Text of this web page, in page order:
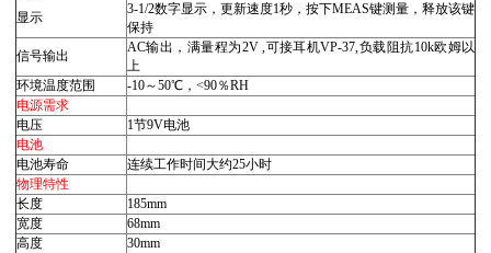
显示
3-1/2数字显示，更新速度1秒，按下MEAS键测量，释放该键
保持
信号输出
AC输出，满量程为2V ,可接耳机VP-37,负载阻抗10k欧姆以
上
环境温度范围
-10～50℃，<90％RH
电源需求
电压
1节9V电池
电池
电池寿命
连续工作时间大约25小时
物理特性
长度
185mm
宽度
68mm
高度
30mm